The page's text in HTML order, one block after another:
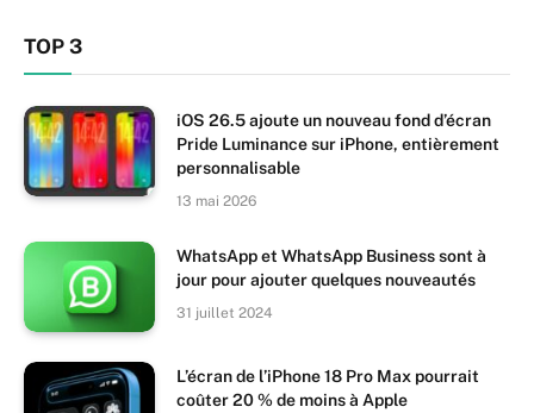
TOP 3
iOS 26.5 ajoute un nouveau fond d’écran
Pride Luminance sur iPhone, entièrement
personnalisable
13 mai 2026
WhatsApp et WhatsApp Business sont à
jour pour ajouter quelques nouveautés
31 juillet 2024
L’écran de l’iPhone 18 Pro Max pourrait
coûter 20 % de moins à Apple